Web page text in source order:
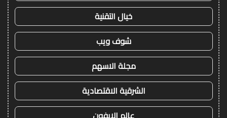
خيال التقنية
شوف ويب
مجلة الاسهم
الشرقية الاقتصادية